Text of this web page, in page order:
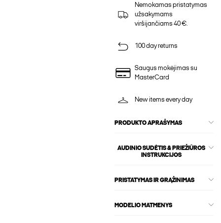
Nemokamas pristatymas
užsakymams
viršijančiams 40 €.
100 day returns
Saugus mokėjimas su
MasterCard
New items every day
PRODUKTO APRAŠYMAS
AUDINIO SUDĖTIS & PRIEŽIŪROS
INSTRUKCIJOS
PRISTATYMAS IR GRĄŽINIMAS
MODELIO MATMENYS